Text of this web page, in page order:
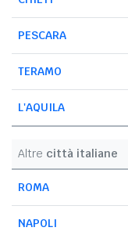
PESCARA
TERAMO
L'AQUILA
Altre città italiane
ROMA
NAPOLI